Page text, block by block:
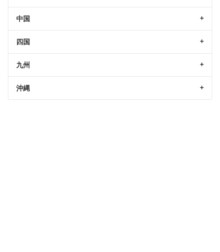
中国
四国
九州
沖縄